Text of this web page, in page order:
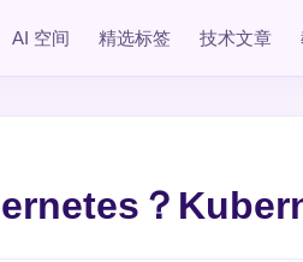
AI 空间 精选标签 技术文章
？